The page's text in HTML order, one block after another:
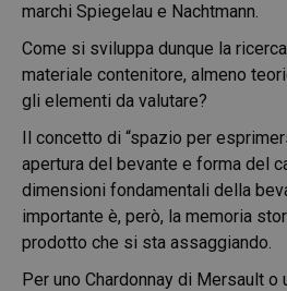
marchi Spiegelau e Nachtmann.
Come si sviluppa dunque la
materiale contenitore, almeno
gli elementi da valutare?
Il concetto di “spazio per
apertura del bevante e forma del
dimensioni fondamentali della
importante è, però, la memoria
prodotto che si sta assaggiando.
Per uno Chardonnay di Mersault